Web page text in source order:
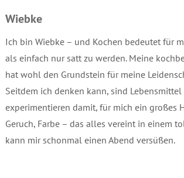
Wiebke
Ich bin Wiebke – und Kochen bedeutet für
als einfach nur satt zu werden. Meine
hat wohl den Grundstein für meine
Seitdem ich denken kann, sind Lebensmittel
experimentieren damit, für mich ein großes
Geruch, Farbe – das alles vereint in einem
kann mir schonmal einen Abend versüßen.